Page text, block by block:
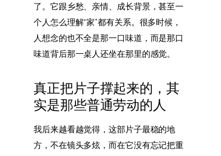
了。它跟乡愁、亲情、成长背景，甚至一
个人怎么理解“家”都有关系。很多时候，
人想念的也不全是那一口味道，而是那口
味道背后那一桌人还坐在那里的感觉。
真正把片子撑起来的，其
实是那些普通劳动的人
我后来越看越觉得，这部片子最稳的地
方，不在镜头多炫，而在它没有忘记把重